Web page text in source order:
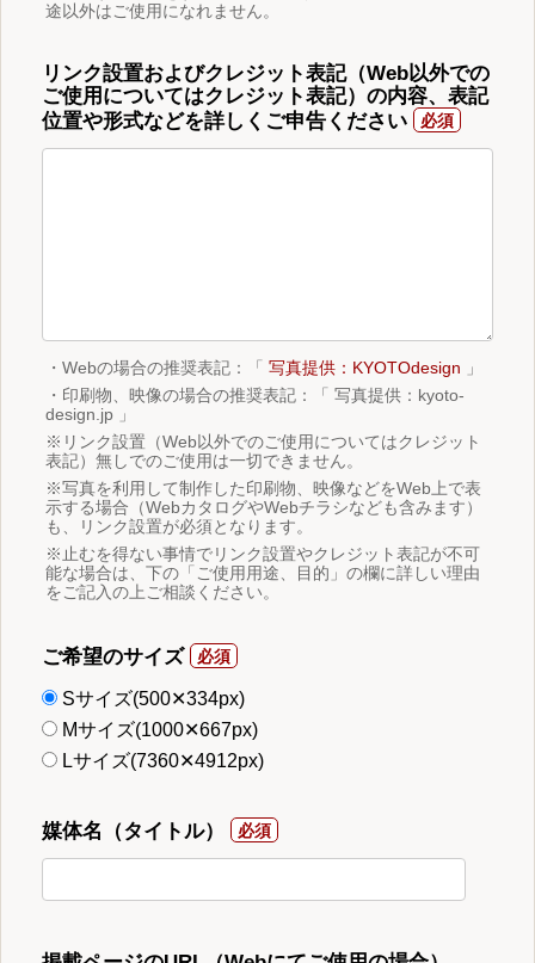
途以外はご使用になれません。
リンク設置およびクレジット表記（Web以外での
ご使用についてはクレジット表記）の内容、表記
位置や形式などを詳しくご申告ください
・Webの場合の推奨表記：「 写真提供：KYOTOdesign 」
・印刷物、映像の場合の推奨表記：「 写真提供：kyoto-
design.jp 」
※リンク設置（Web以外でのご使用についてはクレジット
表記）無しでのご使用は一切できません。
※写真を利用して制作した印刷物、映像などをWeb上で表
示する場合（WebカタログやWebチラシなども含みます）
も、リンク設置が必須となります。
※止むを得ない事情でリンク設置やクレジット表記が不可
能な場合は、下の「ご使用用途、目的」の欄に詳しい理由
をご記入の上ご相談ください。
ご希望のサイズ
Sサイズ(500✕334px)
Mサイズ(1000✕667px)
Lサイズ(7360✕4912px)
媒体名（タイトル）